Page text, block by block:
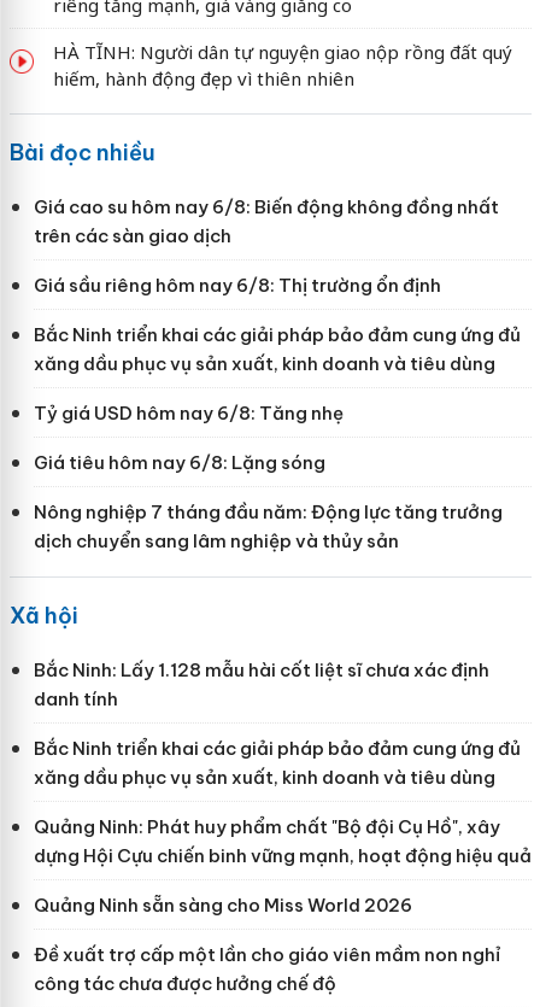
HÀ TĨNH: Người dân tự nguyện giao nộp rồng đất quý
hiếm, hành động đẹp vì thiên nhiên
Bài đọc nhiều
Giá cao su hôm nay 6/8: Biến động không đồng nhất
trên các sàn giao dịch
Giá sầu riêng hôm nay 6/8: Thị trường ổn định
Bắc Ninh triển khai các giải pháp bảo đảm cung ứng đủ
xăng dầu phục vụ sản xuất, kinh doanh và tiêu dùng
Tỷ giá USD hôm nay 6/8: Tăng nhẹ
Giá tiêu hôm nay 6/8: Lặng sóng
Nông nghiệp 7 tháng đầu năm: Động lực tăng trưởng
dịch chuyển sang lâm nghiệp và thủy sản
Xã hội
Bắc Ninh: Lấy 1.128 mẫu hài cốt liệt sĩ chưa xác định
danh tính
Bắc Ninh triển khai các giải pháp bảo đảm cung ứng đủ
xăng dầu phục vụ sản xuất, kinh doanh và tiêu dùng
Quảng Ninh: Phát huy phẩm chất "Bộ đội Cụ Hồ", xây
dựng Hội Cựu chiến binh vững mạnh, hoạt động hiệu quả
Quảng Ninh sẵn sàng cho Miss World 2026
Đề xuất trợ cấp một lần cho giáo viên mầm non nghỉ
công tác chưa được hưởng chế độ